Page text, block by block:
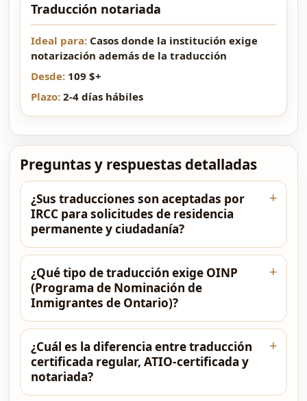
Traducción notariada
Casos donde la institución exige
notarización además de la traducción
109 $+
2-4 días hábiles
Preguntas y respuestas detalladas
¿Sus traducciones son aceptadas por
IRCC para solicitudes de residencia
permanente y ciudadanía?
¿Qué tipo de traducción exige OINP
(Programa de Nominación de
Inmigrantes de Ontario)?
¿Cuál es la diferencia entre traducción
certificada regular, ATIO-certificada y
notariada?